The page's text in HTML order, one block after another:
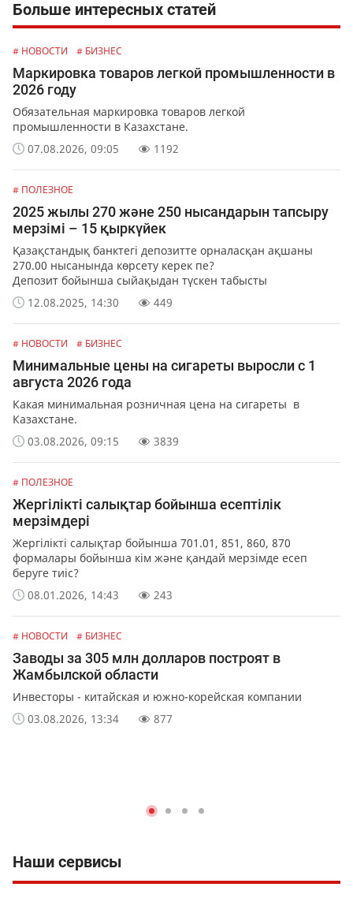
Больше интересных статей
# НОВОСТИ # БИЗНЕС
Маркировка товаров легкой промышленности в
2026 году
Обязательная маркировка товаров легкой
промышленности в Казахстане.
07.08.2026, 09:05
1192
# ПОЛЕЗНОЕ
2025 жылы 270 және 250 нысандарын тапсыру
мерзімі – 15 қыркүйек
Қазақстандық банктегі депозитте орналасқан ақшаны
270.00 нысанында көрсету керек пе?
Депозит бойынша сыйақыдан түскен табысты
декларацияға енгізу қажет пе?
12.08.2025, 14:30 449
# НОВОСТИ # БИЗНЕС
Минимальные цены на сигареты выросли с 1
августа 2026 года
Какая минимальная розничная цена на сигареты в
Казахстане.
03.08.2026, 09:15
3839
# ПОЛЕЗНОЕ
Жергілікті салықтар бойынша есептілік
мерзімдері
Жергілікті салықтар бойынша 701.01, 851, 860, 870
формалары бойынша кім және қандай мерзімде есеп
беруге тиіс?
08.01.2026, 14:43
243
# НОВОСТИ # БИЗНЕС
Заводы за 305 млн долларов построят в
Жамбылской области
Инвесторы - китайская и южно-корейская компании
03.08.2026, 13:34
877
Наши сервисы